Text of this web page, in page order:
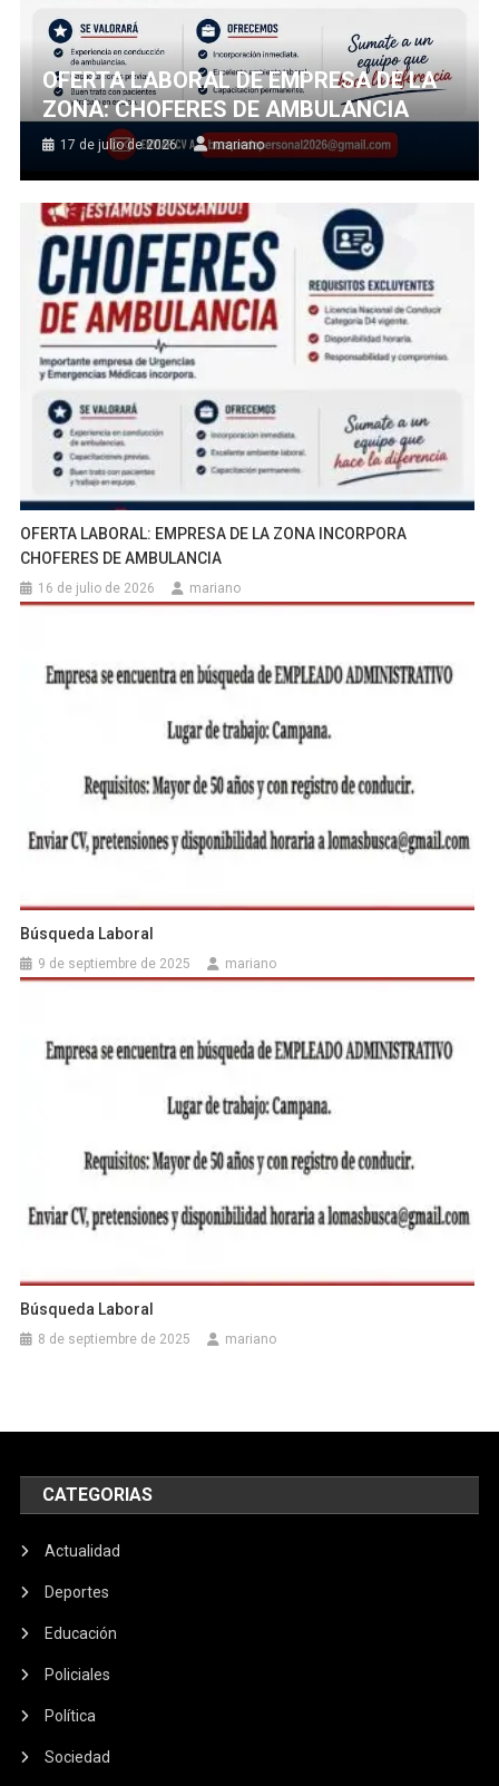
OFERTA LABORAL DE EMPRESA DE LA
ZONA: CHOFERES DE AMBULANCIA
17 de julio de 2026 mariano
OFERTA LABORAL: EMPRESA DE LA ZONA INCORPORA
CHOFERES DE AMBULANCIA
16 de julio de 2026 mariano
Búsqueda Laboral
9 de septiembre de 2025 mariano
Búsqueda Laboral
8 de septiembre de 2025 mariano
CATEGORIAS
Actualidad
Deportes
Educación
Policiales
Política
Sociedad